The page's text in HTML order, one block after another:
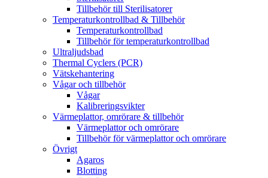
Tillbehör till Sterilisatorer
Temperaturkontrollbad & Tillbehör
Temperaturkontrollbad
Tillbehör för temperaturkontrollbad
Ultraljudsbad
Thermal Cyclers (PCR)
Vätskehantering
Vågar och tillbehör
Vågar
Kalibreringsvikter
Värmeplattor, omrörare & tillbehör
Värmeplattor och omrörare
Tillbehör för värmeplattor och omrörare
Övrigt
Agaros
Blotting